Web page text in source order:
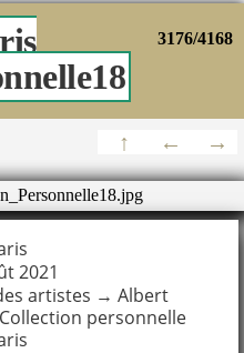
3176/4168
2021
artistes → Albert
Collection personnelle